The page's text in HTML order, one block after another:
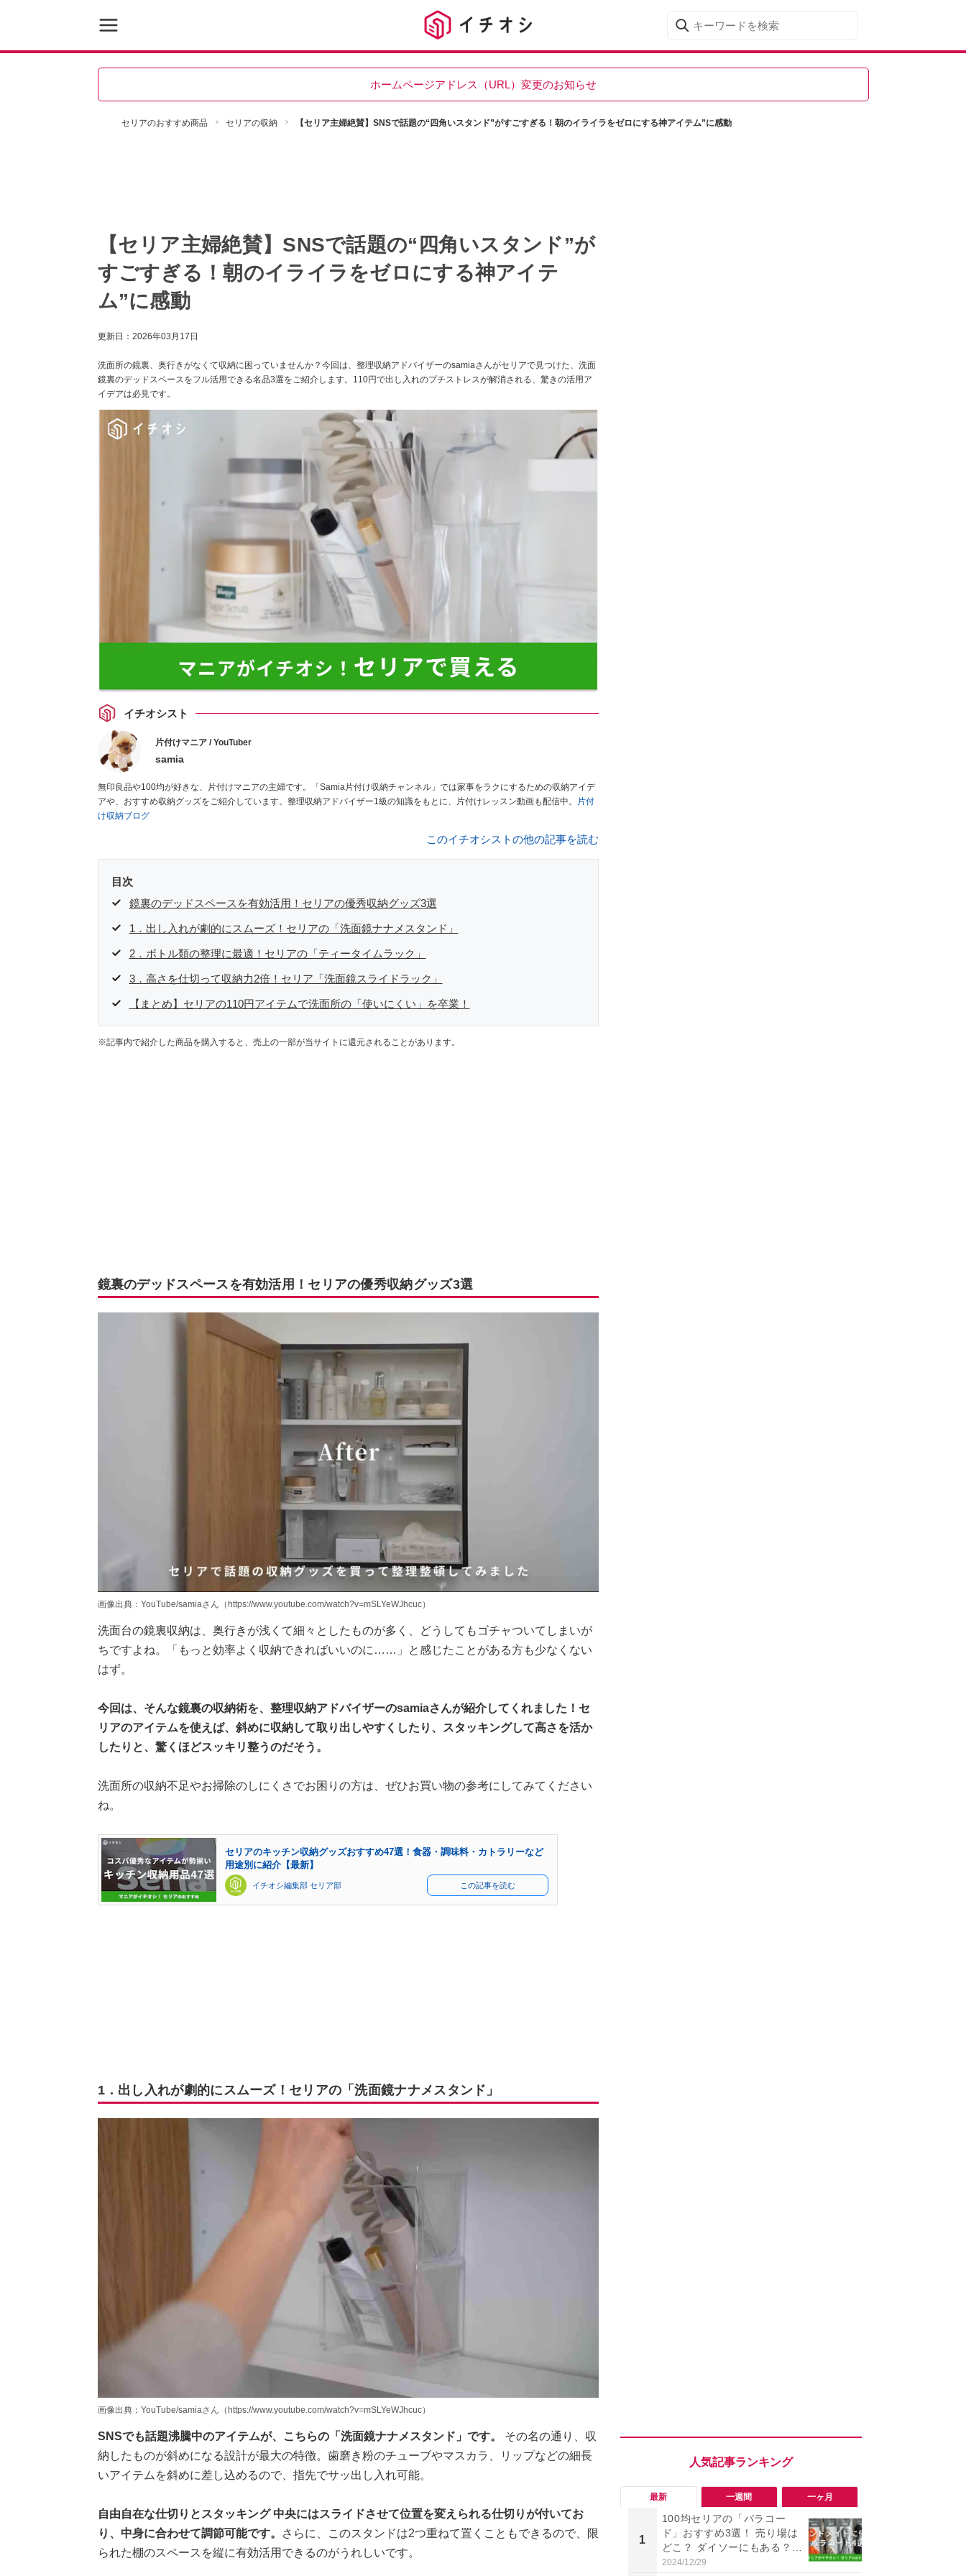
ホームページアドレス（URL）変更のお知らせ
セリアのおすすめ商品 セリアの収納 【セリア主婦絶賛】SNSで話題の“四角いスタンド”がすごすぎる！朝のイライラをゼロにする神アイテム”に感動
【セリア主婦絶賛】SNSで話題の“四角いスタンド”が
すごすぎる！朝のイライラをゼロにする神アイテ
ム”に感動
更新日： 2026年03月17日
洗面所の鏡裏、奥行きがなくて収納に困っていませんか？今回は、整理収納アドバイザーのsamiaさんがセリアで見つけた、洗面
鏡裏のデッドスペースをフル活用できる名品3選をご紹介します。110円で出し入れのプチストレスが解消される、驚きの活用ア
イデアは必見です。
イチオシスト
片付けマニア / YouTuber
samia
無印良品や100均が好きな、片付けマニアの主婦です。「Samia片付け収納チャンネル」では家事をラクにするための収納アイデ
アや、おすすめ収納グッズをご紹介しています。整理収納アドバイザー1級の知識をもとに、片付けレッスン動画も配信中。
片付
け収納ブログ
このイチオシストの他の記事を読む
目次
鏡裏のデッドスペースを有効活用！セリアの優秀収納グッズ3選
1．出し入れが劇的にスムーズ！セリアの「洗面鏡ナナメスタンド」
2．ボトル類の整理に最適！セリアの「ティータイムラック」
3．高さを仕切って収納力2倍！セリア「洗面鏡スライドラック」
【まとめ】セリアの110円アイテムで洗面所の「使いにくい」を卒業！
※記事内で紹介した商品を購入すると、売上の一部が当サイトに還元されることがあります。
鏡裏のデッドスペースを有効活用！セリアの優秀収納グッズ3選
画像出典：YouTube/samiaさん（https://www.youtube.com/watch?v=mSLYeWJhcuc）
洗面台の鏡裏収納は、奥行きが浅くて細々としたものが多く、どうしてもゴチャついてしまいが
ちですよね。「もっと効率よく収納できればいいのに……」と感じたことがある方も少なくない
はず。
今回は、そんな鏡裏の収納術を、整理収納アドバイザーのsamiaさんが紹介してくれました！セ
リアのアイテムを使えば、斜めに収納して取り出しやすくしたり、スタッキングして高さを活か
したりと、驚くほどスッキリ整うのだそう。
洗面所の収納不足やお掃除のしにくさでお困りの方は、ぜひお買い物の参考にしてみてください
ね。
セリアのキッチン収納グッズおすすめ47選！食器・調味料・カトラリーなど
用途別に紹介【最新】
イチオシ編集部 セリア部 この記事を読む
1．出し入れが劇的にスムーズ！セリアの「洗面鏡ナナメスタンド」
画像出典：YouTube/samiaさん（https://www.youtube.com/watch?v=mSLYeWJhcuc）
SNSでも話題沸騰中のアイテムが、こちらの「洗面鏡ナナメスタンド」です。 その名の通り、収
納したものが斜めになる設計が最大の特徴。歯磨き粉のチューブやマスカラ、リップなどの細長
いアイテムを斜めに差し込めるので、指先でサッ出し入れ可能。
自由自在な仕切りとスタッキング 中央にはスライドさせて位置を変えられる仕切りが付いてお
り、中身に合わせて調節可能です。
さらに、このスタンドは2つ重ねて置くこともできるので、限
られた棚のスペースを縦に有効活用できるのがうれしいです。
最新 一週間 一ヶ月
1
100均セリアの「パラコー
ド」おすすめ3選！ 売り場は
どこ？ ダイソーにもある？
色・長さ・太さも種類豊富
2024/12/29